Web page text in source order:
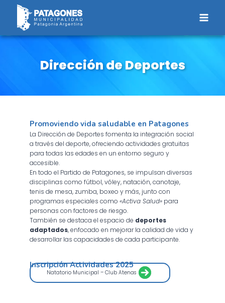
Saltar
contenido
Dirección de Deportes
Promoviendo vida saludable en Patagones
La Dirección de Deportes fomenta la integración social
a través del deporte, ofreciendo actividades gratuitas
para todas las edades en un entorno seguro y
accesible.
En todo el Partido de Patagones, se impulsan diversas
disciplinas como fútbol, vóley, natación, canotaje,
tenis de mesa, zumba, boxeo y más, junto con
programas especiales como «Activa Salud» para
personas con factores de riesgo.
También se destaca el espacio de deportes
adaptados, enfocado en mejorar la calidad de vida y
desarrollar las capacidades de cada participante.
Inscripción Actividades 2025
Natatorio Municipal – Club Atenas